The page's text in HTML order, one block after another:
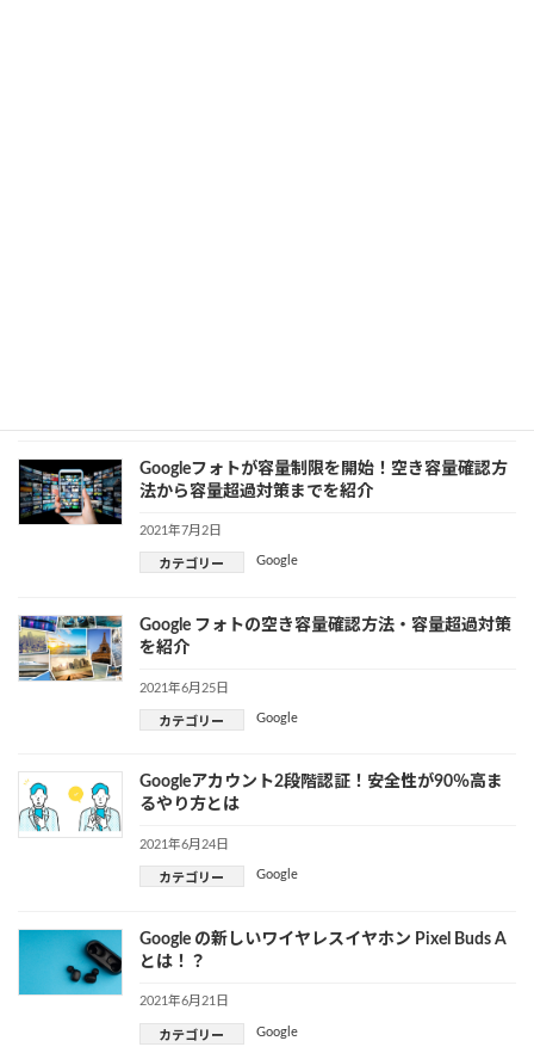
Googleフォトが容量制限を開始！空き容量確認方
法から容量超過対策までを紹介
2021年7月2日
カテゴリー Google
Google フォトの空き容量確認方法・容量超過対策
を紹介
2021年6月25日
カテゴリー Google
Googleアカウント2段階認証！安全性が90％高ま
るやり方とは
2021年6月24日
カテゴリー Google
Google の新しいワイヤレスイヤホン Pixel Buds A
とは！？
2021年6月21日
カテゴリー Google